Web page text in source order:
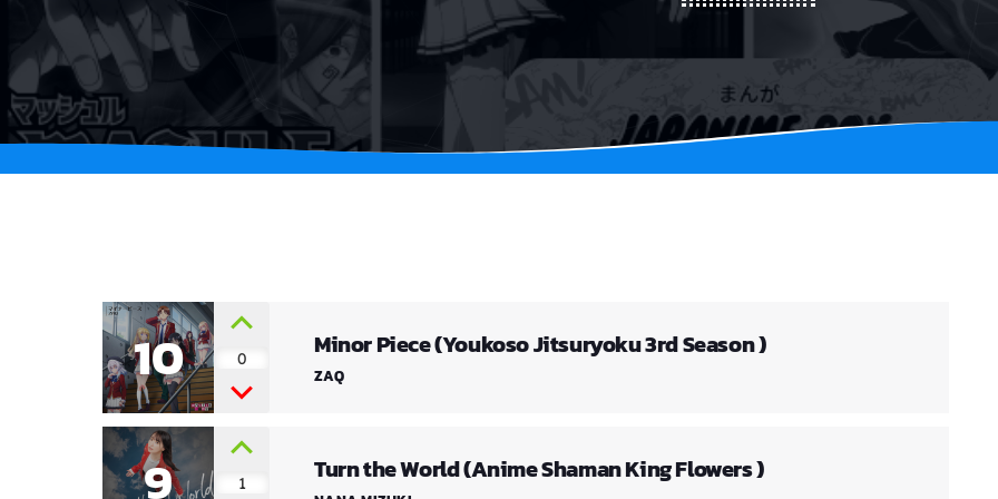
9 1 Turn the World (Anime Shaman King Flowers )
10 0 Minor Piece (Youkoso Jitsuryoku 3rd Season )
ZAQ